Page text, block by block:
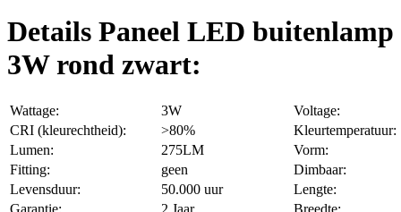
Details Paneel LED buitenlamp
3W rond zwart:
Wattage: 3W
Voltage:
CRI (kleurechtheid):
>80%
Kleurtemperatuur:
Lumen:
275LM
Vorm:
Fitting:
geen
Dimbaar:
Levensduur:
50.000 uur
Lengte: